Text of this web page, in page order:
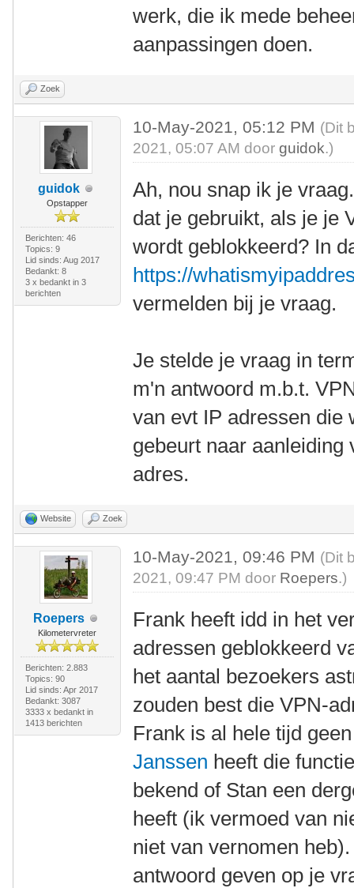
werk, die ik mede
aanpassingen doen.
Zoek
guidok
Opstapper
Berichten: 46
Topics: 9
Lid sinds: Aug 2017
Bedankt: 8
3 x bedankt in 3
berichten
10-May-2021, 05:12 PM (Dit
2021, 05:07 AM doorguidok.)
Ah, nou snap ik je
dat je gebruikt, als je je
wordt geblokkeerd? In
https://
vermelden bij je vraag.
Je stelde je vraag in
m'n antwoord m.b.t.
van evt IP adressen die
gebeurt naar
adres.
Website Zoek
Roepers
Kilometervreter
Berichten: 2.883
Topics: 90
Lid sinds: Apr 2017
Bedankt: 3087
3333 x bedankt in
1413 berichten
10-May-2021, 09:46 PM (Dit
2021, 09:47 PM door Roepers.)
Frank heeft idd in het
adressen geblokkeerd
het aantal bezoekers
zouden best die VPN-
Frank is al hele tijd
Janssen heeft die
bekend of Stan een
heeft (ik vermoed van
niet van vernomen
antwoord geven op je